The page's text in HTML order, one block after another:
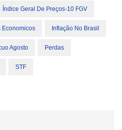
Índice Geral De Preços-10 FGV
Economicos Inflação No Brasil
Agosto Perdas
STF